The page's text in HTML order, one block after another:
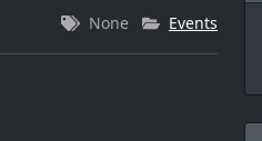
None Events